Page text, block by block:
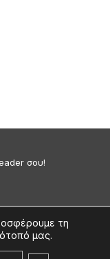
σου!
bynat.ad
τη
μας.